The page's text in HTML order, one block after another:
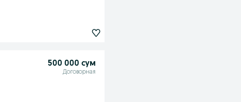
500 000 сум
Договорная